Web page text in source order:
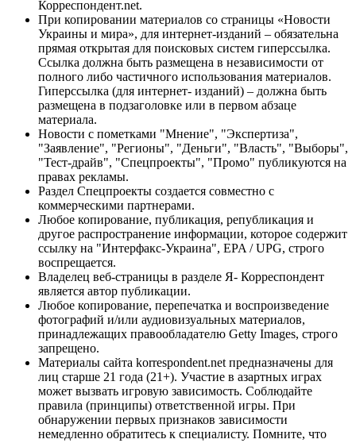
Корреспондент.net.
При копировании материалов со страницы «Новости
Украины и мира», для интернет-изданий – обязательна
прямая открытая для поисковых систем гиперссылка.
Ссылка должна быть размещена в независимости от
полного либо частичного использования материалов.
Гиперссылка (для интернет- изданий) – должна быть
размещена в подзаголовке или в первом абзаце
материала.
Новости с пометками "Мнение", "Экспертиза",
"Заявление", "Регионы", "Деньги", "Власть", "Выборы",
"Тест-драйв", "Спецпроекты", "Промо" публикуются на
правах рекламы.
Раздел Спецпроекты создается совместно с
коммерческими партнерами.
Любое копирование, публикация, републикация и
другое распространение информации, которое содержит
ссылку на "Интерфакс-Украина", EPA / UPG, строго
воспрещается.
Владелец веб-страницы в разделе Я- Корреспондент
является автор публикации.
Любое копирование, перепечатка и воспроизведение
фотографий и/или аудиовизуальных материалов,
принадлежащих правообладателю Getty Images, строго
запрещено.
Материалы сайта korrespondent.net предназначены для
лиц старше 21 года (21+). Участие в азартных играх
может вызвать игровую зависимость. Соблюдайте
правила (принципы) ответственной игры. При
обнаружении первых признаков зависимости
немедленно обратитесь к специалисту. Помните, что